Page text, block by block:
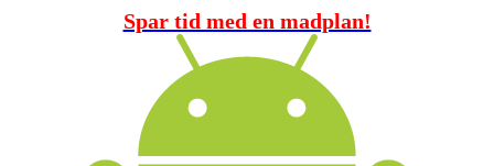
Spar tid med en madplan!